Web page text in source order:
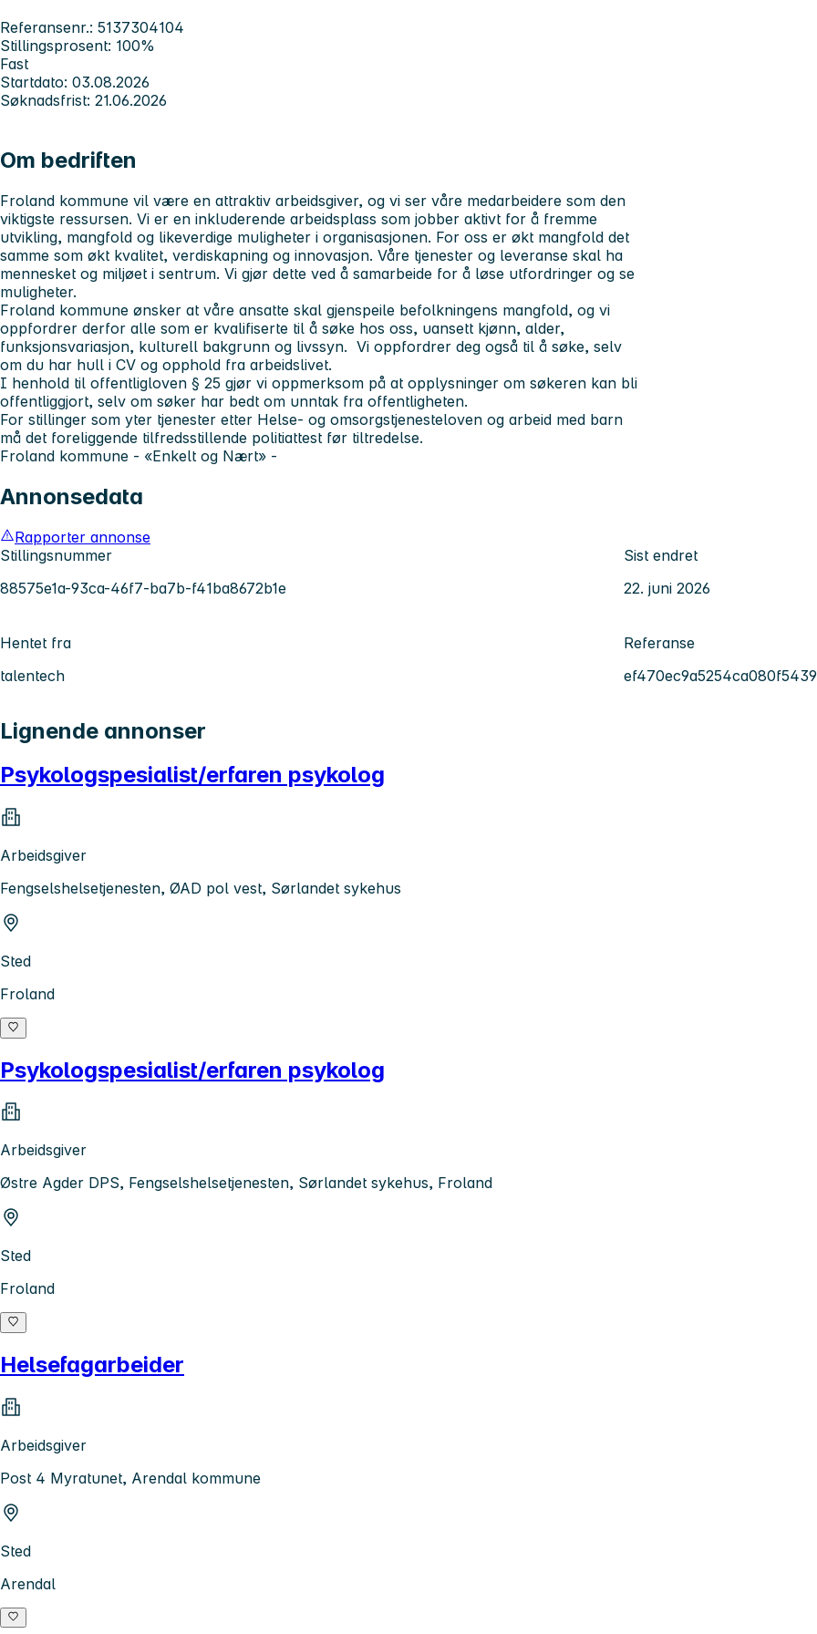
Referansenr.: 5137304104
Stillingsprosent: 100%
Fast
Startdato: 03.08.2026
Søknadsfrist: 21.06.2026
Om bedriften
Froland kommune vil være en attraktiv arbeidsgiver, og vi ser våre medarbeidere som den
viktigste ressursen. Vi er en inkluderende arbeidsplass som jobber aktivt for å fremme
utvikling, mangfold og likeverdige muligheter i organisasjonen. For oss er økt mangfold det
samme som økt kvalitet, verdiskapning og innovasjon. Våre tjenester og leveranse skal ha
mennesket og miljøet i sentrum. Vi gjør dette ved å samarbeide for å løse utfordringer og se
muligheter.
Froland kommune ønsker at våre ansatte skal gjenspeile befolkningens mangfold, og vi
oppfordrer derfor alle som er kvalifiserte til å søke hos oss, uansett kjønn, alder,
funksjonsvariasjon, kulturell bakgrunn og livssyn. Vi oppfordrer deg også til å søke, selv
om du har hull i CV og opphold fra arbeidslivet.
I henhold til offentligloven § 25 gjør vi oppmerksom på at opplysninger om søkeren kan bli
offentliggjort, selv om søker har bedt om unntak fra offentligheten.
For stillinger som yter tjenester etter Helse- og omsorgstjenesteloven og arbeid med barn
må det foreliggende tilfredsstillende politiattest før tiltredelse.
Froland kommune - «Enkelt og Nært» -
Annonsedata
Rapporter annonse
Stillingsnummer
88575e1a-93ca-46f7-ba7b-f41ba8672b1e
Sist endret
22. juni 2026
Hentet fra
talentech
Referanse
Lignende annonser
Psykologspesialist/erfaren psykolog
Arbeidsgiver
Fengselshelsetjenesten, ØAD pol vest, Sørlandet sykehus
Sted
Froland
Psykologspesialist/erfaren psykolog
Arbeidsgiver
Østre Agder DPS, Fengselshelsetjenesten, Sørlandet sykehus, Froland
Sted
Froland
Helsefagarbeider
Arbeidsgiver
Post 4 Myratunet, Arendal kommune
Sted
Arendal